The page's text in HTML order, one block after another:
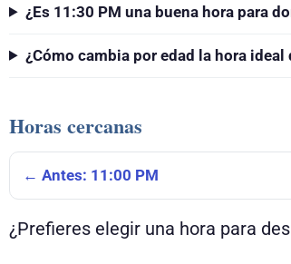
¿Es 11:30 PM una buena hora para
¿Cómo cambia por edad la hora
Horas cercanas
← Antes: 11:00 PM
¿Prefieres elegir una hora para